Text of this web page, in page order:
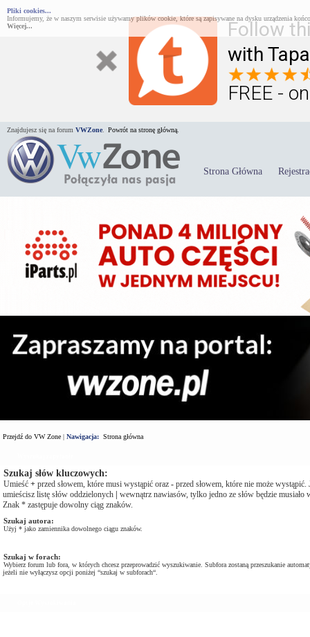
Follow
with
FREE -
Pliki cookies...
Informujemy, że w naszym serwisie używamy plików cookie, które są zapisywane na dysku urządzenia
Więcej...
Znajdujesz się na forum VWZone Powrót na stronę główną.
Strona Główna
Przejdź do VW Zone | Nawigacja: Strona główna
Szukaj słów kluczowych:
Umieść + przed słowem, które musi wystąpić oraz - przed słowem, które nie może wystąpić.
umieścisz listę słów oddzielonych | wewnątrz nawiasów, tylko jedno ze słów będzie musiało
Znak * zastępuje dowolny ciąg znaków.
Szukaj autora:
Użyj * jako zamiennika dowolnego ciągu znaków.
Szukaj w forach:
Wybierz forum lub fora, w których chcesz przeprowadzić wyszukiwanie. Subfora zostaną przeszukanie
jeżeli nie wyłączysz opcji poniżej “szukaj w subforach“.